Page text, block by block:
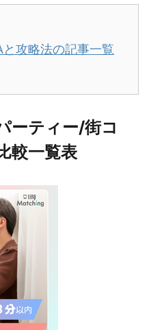
攻略法の記事一覧
ーティー/街コ
較一覧表